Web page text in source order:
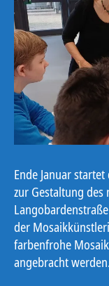
Ende Januar
zur Gestaltung des
der
farbenfrohe
angebracht werden.